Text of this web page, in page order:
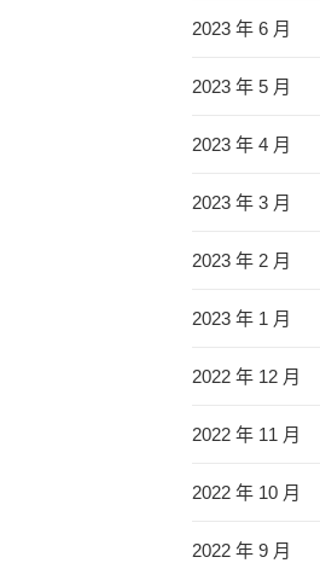
2023 年 6 月
2023 年 5 月
2023 年 4 月
2023 年 3 月
2023 年 2 月
2023 年 1 月
2022 年 12 月
2022 年 11 月
2022 年 10 月
2022 年 9 月